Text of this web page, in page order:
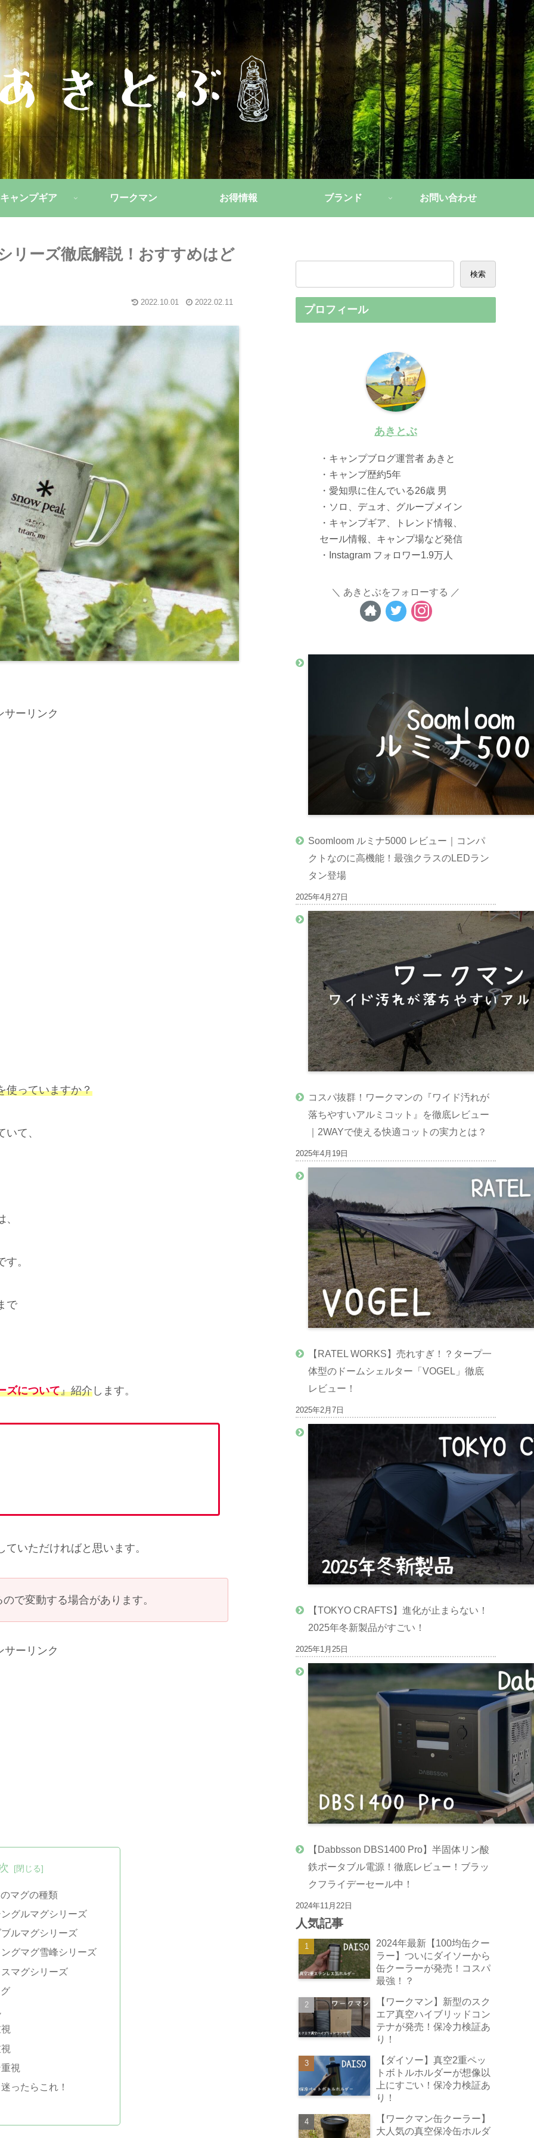
キャンプギア ワークマン お得情報 ブランド お問い合わせ
リーズ徹底解説！おすすめはど
2022.10.01 2022.02.11
サーリンク
使っていますか？
て、
、
。
で
ズについて』紹介 します。
いただければと思います。
で変動する場合があります。
サーリンク
マグの種類
グルマグシリーズ
ルマグシリーズ
グマグ雪峰シリーズ
マグシリーズ
視
ったらこれ！
検索
プロフィール
あきとぶ
・キャンプブログ運営者 あきと
・キャンプ歴約5年
・愛知県に住んでいる26歳 男
・ソロ、デュオ、グループメイン
・キャンプギア、トレンド情報、
セール情報、キャンプ場など発信
・Instagram フォロワー1.9万人
あきとぶをフォローする
Soomloom ルミナ5000 レビュー｜コンパ
クトなのに高機能！最強クラスのLEDラン
タン登場
2025年4月27日
コスパ抜群！ワークマンの『ワイド汚れが
落ちやすいアルミコット』を徹底レビュー
｜2WAYで使える快適コットの実力とは？
2025年4月19日
【RATEL WORKS】売れすぎ！？タープ一
体型のドームシェルター「VOGEL」徹底
レビュー！
2025年2月7日
【TOKYO CRAFTS】進化が止まらない！
2025年冬新製品がすごい！
2025年1月25日
【Dabbsson DBS1400 Pro】半固体リン酸
鉄ポータブル電源！徹底レビュー！ブラッ
クフライデーセール中！
2024年11月22日
人気記事
2024年最新【100均缶クー
ラー】ついにダイソーから
缶クーラーが発売！コスパ
最強！？
【ワークマン】新型のスク
エア真空ハイブリッドコン
テナが発売！保冷力検証あ
り！
【ダイソー】真空2重ペッ
トボトルホルダーが想像以
上にすごい！保冷力検証あ
り！
【ワークマン缶クーラー】
大人気の真空保冷缶ホルダ